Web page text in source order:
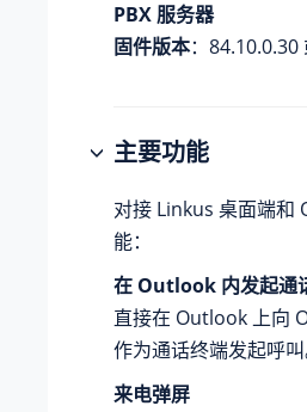
PBX 服务器
固件版本：84.10.0.30
主要功能
对接 Linkus 桌面端
能：
在 Outlook 内发起通
直接在 Outlook 上向
作为通话终端发起呼叫
来电弹屏